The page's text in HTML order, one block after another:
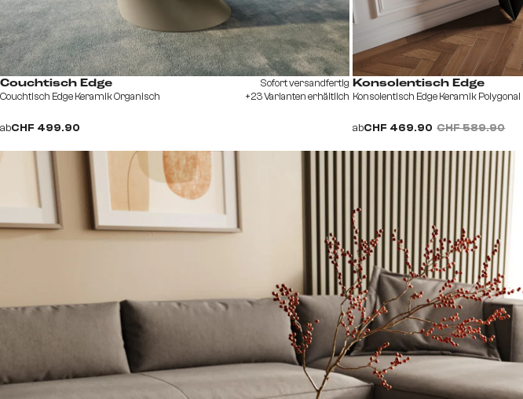
Couchtisch Edge
Couchtisch Edge Keramik Organisch
abCHF 499.90
Sofort versandfertig
+23 Varianten erhältlich
Konsolentisch Edge
Konsolentisch Edge Keramik Polygonal
abCHF 469.90 CHF 589.90